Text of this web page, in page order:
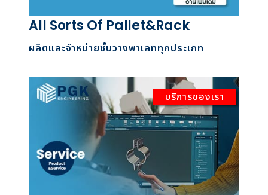
All Sorts Of Pallet&Rack
ผลิตและจำหน่ายชั้นวางพาเลททุกประเภท
บริการของเรา